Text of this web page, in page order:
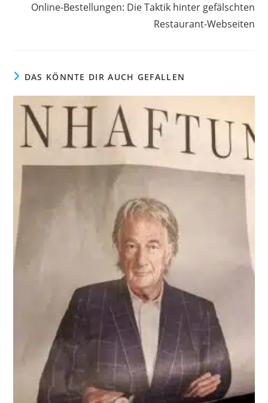
Online-Bestellungen: Die Taktik hinter gefälschten
Restaurant-Webseiten
DAS KÖNNTE DIR AUCH GEFALLEN